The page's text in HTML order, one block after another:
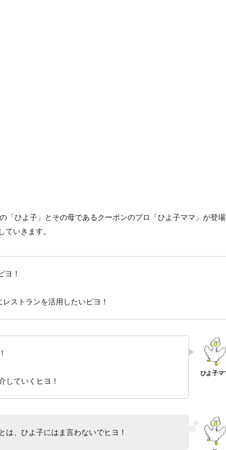
「ひよ子」とその母であるクーポンのプロ「ひよ子ママ」が登場
いきます。
ヨ！
ストランを活用したいピヨ！
していくヒヨ！
、ひよ子にはま言わないでヒヨ！